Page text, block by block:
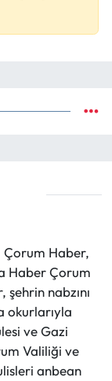
Çorum Haber,
Haber Çorum
şehrin nabzını
okurlarıyla
ve Gazi
Valiliği ve
anbean